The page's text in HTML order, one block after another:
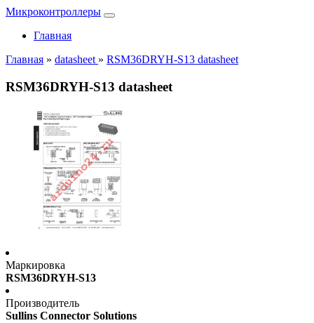
Микроконтроллеры
Главная
Главная » datasheet » RSM36DRYH-S13 datasheet
RSM36DRYH-S13 datasheet
Маркировка
RSM36DRYH-S13
Производитель
Sullins Connector Solutions